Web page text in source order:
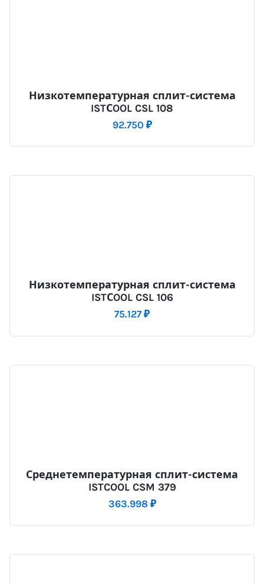
Низкотемпературная сплит-система
ISTСOOL CSL 108
92.750 ₽
Низкотемпературная сплит-система
ISTСOOL CSL 106
75.127₽
Среднетемпературная сплит-система
ISTCOOL CSM 379
363.998 ₽